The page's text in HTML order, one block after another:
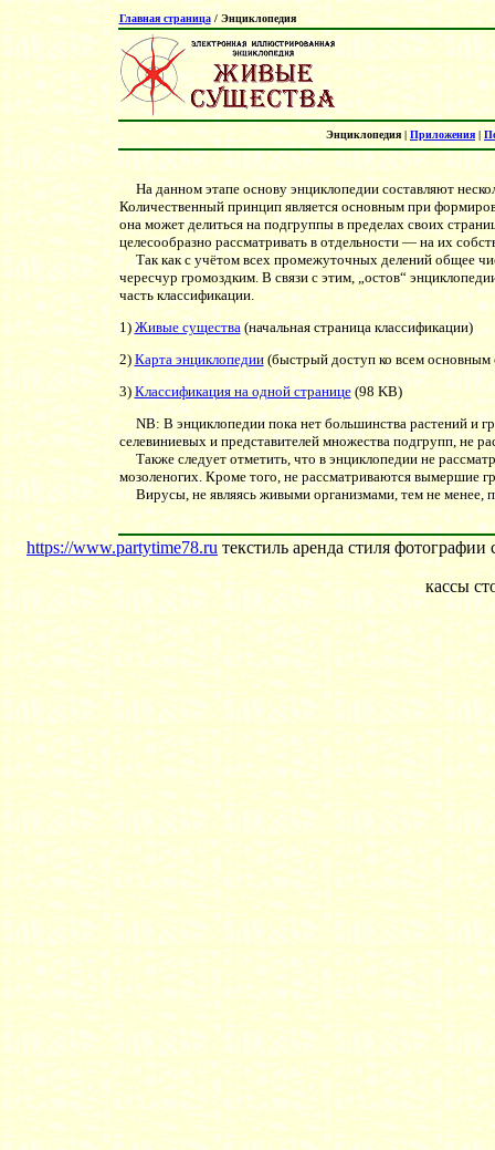
Главная страница/ Энциклопедия
Энциклопедия | Приложения |
На данном этапе основу энциклопедии составляют
Количественный принцип является основным при
она может делиться на подгруппы в пределах своих
целесообразно рассматривать в отдельности — на их
Так как с учётом всех промежуточных делений общее
чересчур громоздким. В связи с этим, „остов“
часть классификации.
1) Живые существа(начальная страница классификации)
2) Карта энциклопедии(быстрый доступ ко всем основным
3) Классификация на одной странице(98 KB)
NB: В энциклопедии пока нет большинства растений и
селевиниевых и представителей множества подгрупп, не
Также следует отметить, что в энциклопедии не
мозоленогих. Кроме того, не рассматриваются вымершие
Вирусы, не являясь живыми организмами, тем не менее,
https://www.partytime78.ru текстиль аренда стиля
кассы